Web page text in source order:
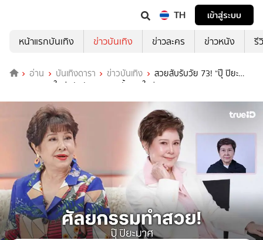
TH
เข้าสู่ระบบ
หน้าแรกบันเทิง
ข่าวบันเทิง ข่าวละคร ข่าวหนัง รี
อ่าน บันเทิงดารา ข่าวบันเทิง
สวยสับรับวัย 73! “ปุ๊ ปิยะ
มาศ” อวดลุคใหม่หลังศัลยกรรมครั้งแรกในชีวิต